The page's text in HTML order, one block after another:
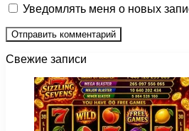
Уведомлять меня о новых
Свежие записи